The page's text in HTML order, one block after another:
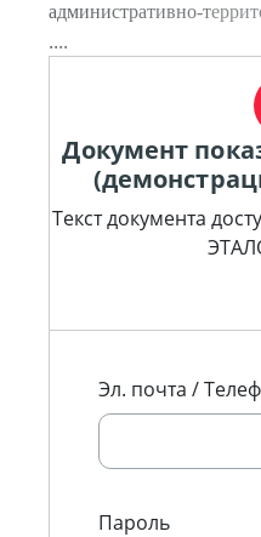
административно-
....
Документ
Текст документа
Эл. почта /
Пароль